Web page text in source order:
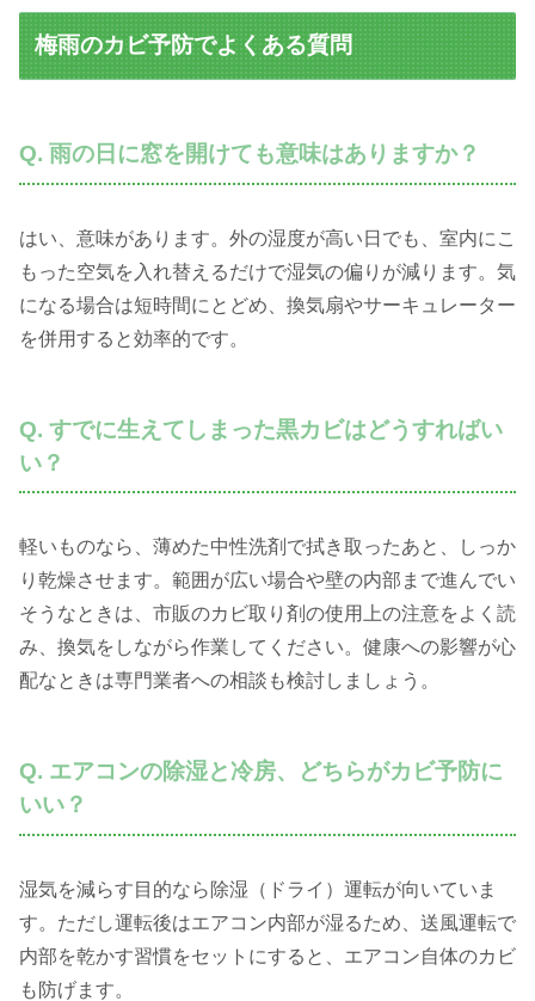
梅雨のカビ予防でよくある質問
Q. 雨の日に窓を開けても意味はありますか？
はい、意味があります。外の湿度が高い日でも、室内にこ
もった空気を入れ替えるだけで湿気の偏りが減ります。気
になる場合は短時間にとどめ、換気扇やサーキュレーター
を併用すると効率的です。
Q. すでに生えてしまった黒カビはどうすればい
い？
軽いものなら、薄めた中性洗剤で拭き取ったあと、しっか
り乾燥させます。範囲が広い場合や壁の内部まで進んでい
そうなときは、市販のカビ取り剤の使用上の注意をよく読
み、換気をしながら作業してください。健康への影響が心
配なときは専門業者への相談も検討しましょう。
Q. エアコンの除湿と冷房、どちらがカビ予防に
いい？
湿気を減らす目的なら除湿（ドライ）運転が向いていま
す。ただし運転後はエアコン内部が湿るため、送風運転で
内部を乾かす習慣をセットにすると、エアコン自体のカビ
も防げます。